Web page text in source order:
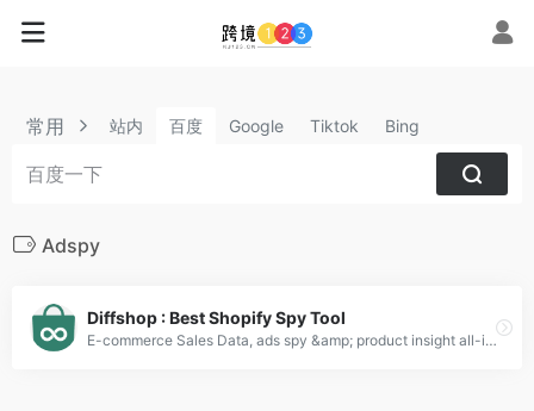
常用 站内 百度 Google Tiktok Bing
Adspy
Diffshop : Best Shopify Spy Tool
E-commerce Sales Data, ads spy &amp; product insight all-in-one tool. Commerce Inspector Alternative. Best Overall alternative to PPSPY.